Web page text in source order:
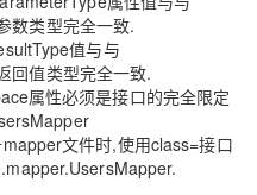
数类型完全一致.
值与与
回值类型完全一致.
属性必须是接口的完全限定
mapper文件时,使用class=接口